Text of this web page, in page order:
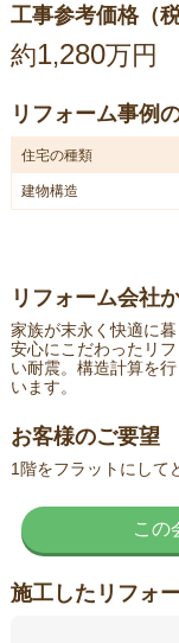
工事参考価格（税
約1,280万円
リフォーム事例
住宅の種類
建物構造
リフォーム会社
家族が末永く快適に
安心にこだわったリ
い耐震。構造計算を
います。
お客様のご要望
1階をフラットにして
この
施工したリフォ